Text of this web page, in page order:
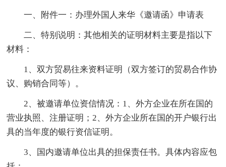
一、附件一：办理外国人来华《邀请函》申请表
二、特别说明：其他相关的证明材料主要是指以下
材料：
1、双方贸易往来资料证明（双方签订的贸易合作协
议、购销合同等）。
2、被邀请单位资信情况：1、外方企业在所在国的
营业执照、注册证明；2、外方企业所在国的开户银行出
具的当年度的银行资信证明。
3、国内邀请单位出具的担保责任书。具体内容应包